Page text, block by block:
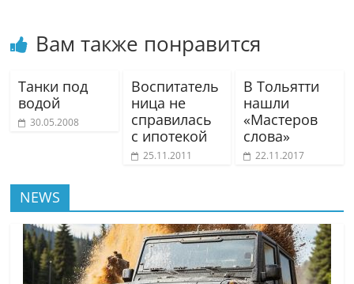
Вам также понравится
Танки под
водой
30.05.2008
Воспитатель
ница не
справилась
с ипотекой
25.11.2011
В Тольятти
нашли
«Мастеров
слова»
22.11.2017
NEWS